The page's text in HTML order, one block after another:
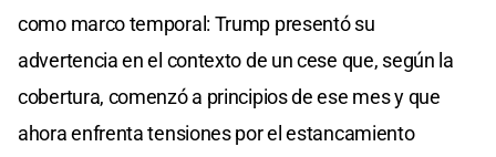
como marco temporal: Trump presentó su
advertencia en el contexto de un cese que, según la
cobertura, comenzó a principios de ese mes y que
ahora enfrenta tensiones por el estancamiento